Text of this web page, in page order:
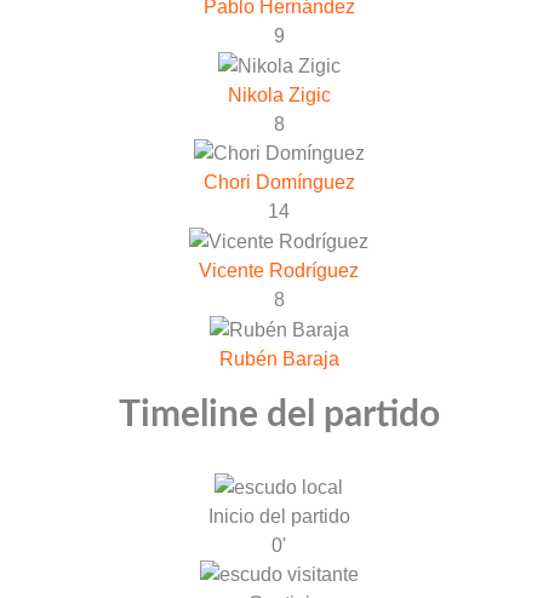
Pablo Hernández
9
Nikola Zigic
8
Chori Domínguez
14
Vicente Rodríguez
8
Rubén Baraja
Timeline del partido
Inicio del partido
0'